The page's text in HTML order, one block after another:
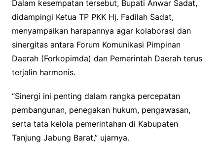
Dalam kesempatan tersebut, Bupati Anwar Sadat,
didampingi Ketua TP PKK Hj. Fadilah Sadat,
menyampaikan harapannya agar kolaborasi dan
sinergitas antara Forum Komunikasi Pimpinan
Daerah (Forkopimda) dan Pemerintah Daerah terus
terjalin harmonis.
“Sinergi ini penting dalam rangka percepatan
pembangunan, penegakan hukum, pengawasan,
serta tata kelola pemerintahan di Kabupaten
Tanjung Jabung Barat,” ujarnya.